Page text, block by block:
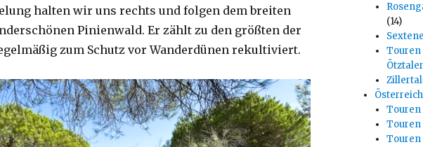
halten wir uns rechts und folgen dem breiten
Pinienwald. Er zählt zu den größten der
zum Schutz vor Wanderdünen rekultiviert.
(14)
Touren
Österreich
Touren
Touren